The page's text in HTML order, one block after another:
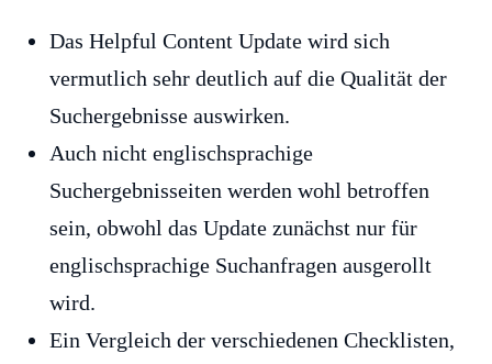
Das Helpful Content Update wird sich
vermutlich sehr deutlich auf die Qualität der
Suchergebnisse auswirken.
Auch nicht englischsprachige
Suchergebnisseiten werden wohl betroffen
sein, obwohl das Update zunächst nur für
englischsprachige Suchanfragen ausgerollt
wird.
Ein Vergleich der verschiedenen Checklisten,